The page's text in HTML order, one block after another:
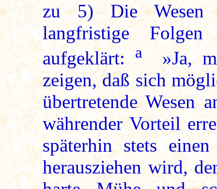
zu5) Die Wesen
langfristige Folgen
aufgeklärt:
a»Ja,
zeigen, daß sich
übertretende Wesen
währender Vorteil
späterhin stets
herausziehen wird,